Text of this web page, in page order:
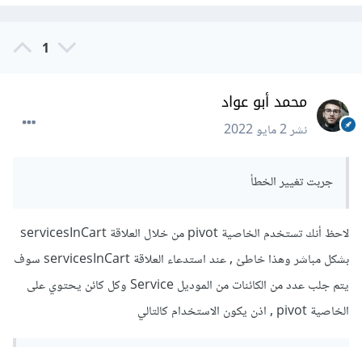
1
محمد أبو عواد
نشر2 مايو 2022
جربت تغيير الخطأ
لاحظ أنك تستخدم الخاصية pivot من خلال العلاقة servicesInCart
بشكل مباشر وهذا خاطئ , عند استدعاء العلاقة servicesInCart سوف
يتم جلب عدد من الكائنات من الموديل Service وكل كائن يحتوي على
الخاصية pivot , اذن يكون الاستخدام كالتالي